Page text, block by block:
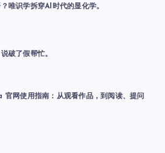
唯识学拆穿AI时代的显化学。
破了假帮忙。
网使用指南：从观看作品，到阅读、提问